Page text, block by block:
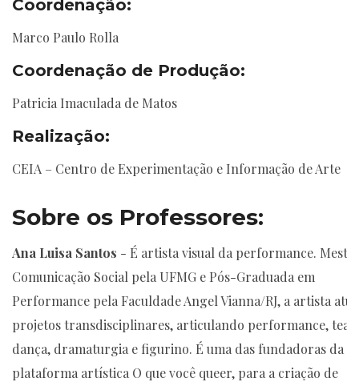
Coordenação:
Marco Paulo Rolla
Coordenação de Produção:
Patricia Imaculada de Matos
Realização:
CEIA – Centro de Experimentação e Informação de Arte
Sobre os Professores:
Ana Luisa Santos - É artista visual da performance.
Comunicação Social pela UFMG e Pós-Graduada em
Performance pela Faculdade Angel Vianna/RJ, a artista
projetos transdisciplinares, articulando performance,
dança, dramaturgia e figurino. É uma das fundadoras da
plataforma artística O que você queer, para a criação de